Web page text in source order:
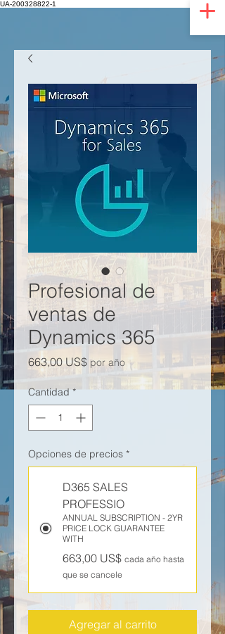
UA-200328822-1
Profesional de
ventas de
Dynamics 365
663,00 US$Precio
por año
Cantidad *
Opciones de precios *
D365 SALES
PROFESSIO
ANNUAL SUBSCRIPTION - 2YR
PRICE LOCK GUARANTEE
WITH
663,00 US$ cada año hasta
que se cancele
Agregar al carrito